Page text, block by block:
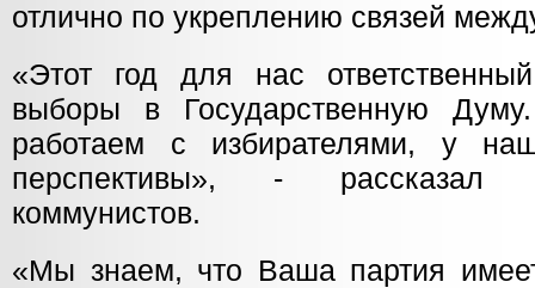
отлично по укреплению связей
«Этот год для нас
выборы в Государственную
работаем с избирателями, у
перспективы», - рассказал
коммунистов.
«Мы знаем, что Ваша партия